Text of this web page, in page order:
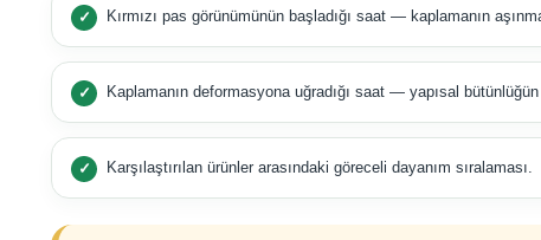
Kırmızı pas görünümünün başladığı saat — kaplamanın
Kaplamanın deformasyona uğradığı saat — yapısal
Karşılaştırılan ürünler arasındaki göreceli dayanım sıralaması.